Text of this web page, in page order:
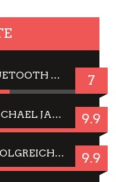
JBL TUNE 720BT: OVER EAR BLUETOOTH KOPFHÖRER UM DIE 50,-€ IM DAUER-TEST 7
WEGEN DES ERFOLGES – MJ: MICHAEL JACKSON MUSICAL IN EINER MATINEE SEHEN 9.9
JELLYFISH HAMBURG: DAS ERFOLGREICHE SOMMER-MENÜ 2025 IN GEFÜHLEN UND BILDERN 9.9